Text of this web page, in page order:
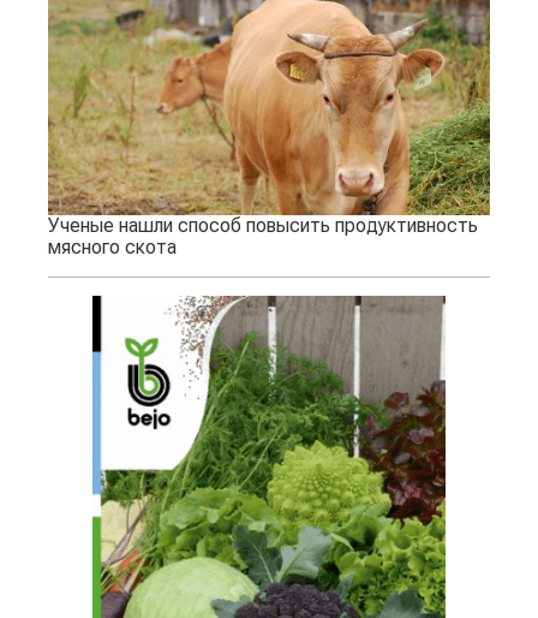
Ученые нашли способ повысить продуктивность
мясного скота